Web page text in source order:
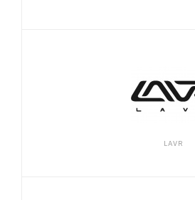
LAVR